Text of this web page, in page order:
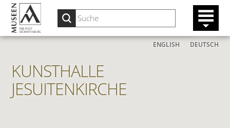
KUNSTHALLE
JESUITENKIRCHE
DEUTSCH
ENGLISH